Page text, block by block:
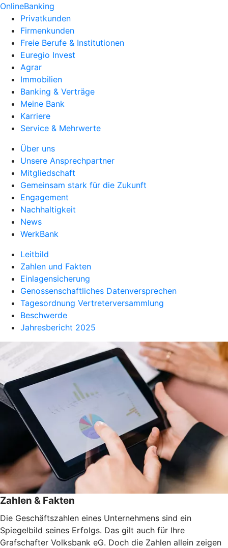
OnlineBanking
Privatkunden
Firmenkunden
Freie Berufe & Institutionen
Euregio Invest
Agrar
Immobilien
Banking & Verträge
Meine Bank
Karriere
Service & Mehrwerte
Über uns
Unsere Ansprechpartner
Mitgliedschaft
Gemeinsam stark für die Zukunft
Engagement
Nachhaltigkeit
News
WerkBank
Leitbild
Zahlen und Fakten
Einlagensicherung
Genossenschaftliches Datenversprechen
Tagesordnung Vertreterversammlung
Beschwerde
Jahresbericht 2025
Zahlen & Fakten
Die Geschäftszahlen eines Unternehmens sind ein
Spiegelbild seines Erfolgs. Das gilt auch für Ihre
Grafschafter Volksbank eG. Doch die Zahlen allein zeigen